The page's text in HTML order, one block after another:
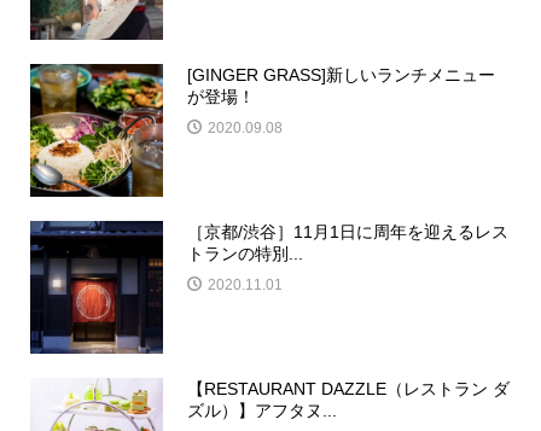
[GINGER GRASS]新しいランチメニュー
が登場！
2020.09.08
［京都/渋谷］11月1日に周年を迎えるレス
トランの特別...
2020.11.01
【RESTAURANT DAZZLE（レストラン ダ
ズル）】アフタヌ...